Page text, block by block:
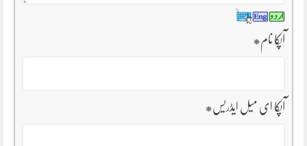
آپکا نام*
آپکا ای میل ایڈریس*